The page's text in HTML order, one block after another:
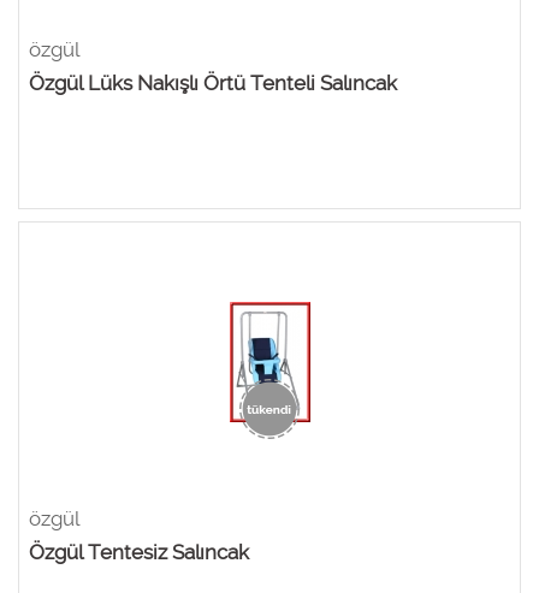
özgül
Özgül Lüks Nakışlı Örtü Tenteli Salıncak
özgül
Özgül Tentesiz Salıncak